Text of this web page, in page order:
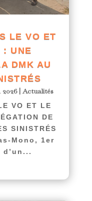
LE VO ET
: UNE
DMK AU
|Actualités
VO ET LE
DE
SINISTRÉS
Mono, 1er